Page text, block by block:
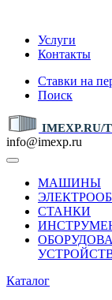
Услуги
Контакты
Ставки на
Поиск
IMEXP.RU/
info@imexp.ru
МАШИНЫ
СТАНКИ
Каталог